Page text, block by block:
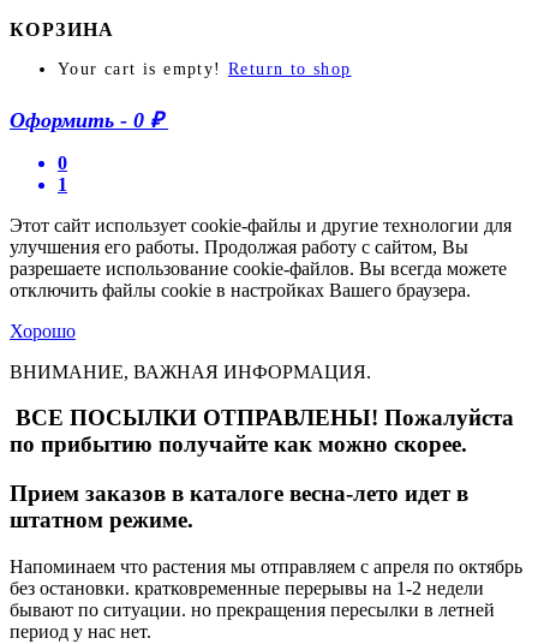
КОРЗИНА
Your cart is empty! Return to shop
Оформить - 0 ₽
0
1
Этот сайт использует cookie-файлы и другие технологии для
улучшения его работы. Продолжая работу с сайтом, Вы
разрешаете использование cookie-файлов. Вы всегда можете
отключить файлы cookie в настройках Вашего браузера.
Хорошо
ВНИМАНИЕ, ВАЖНАЯ ИНФОРМАЦИЯ.
ВСЕ ПОСЫЛКИ ОТПРАВЛЕНЫ! Пожалуйста
по прибытию получайте как можно скорее.
Прием заказов в каталоге весна-лето идет в
штатном режиме.
Напоминаем что растения мы отправляем с апреля по октябрь
без остановки. кратковременные перерывы на 1-2 недели
бывают по ситуации. но прекращения пересылки в летней
период у нас нет.